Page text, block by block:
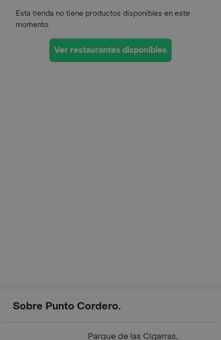
Esta tienda no tiene productos disponibles en este
momento.
Ver restaurantes disponibles
Sobre Punto Cordero.
Parque de las Cigarras,